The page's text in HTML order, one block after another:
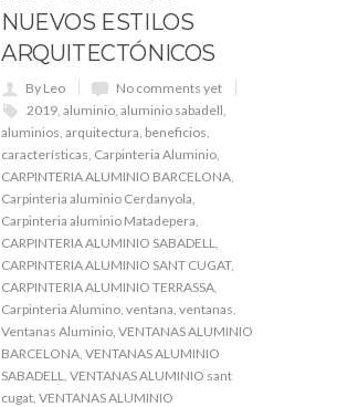
NUEVOS ESTILOS
ARQUITECTÓNICOS
By Leo
No comments yet
2019 aluminio aluminio sabadell
aluminios arquitectura beneficios
características Carpinteria Aluminio
CARPINTERIA ALUMINIO BARCELONA
Carpinteria aluminio Cerdanyola
Carpinteria aluminio Matadepera
CARPINTERIA ALUMINIO SABADELL
CARPINTERIA ALUMINIO SANT CUGAT,
CARPINTERIA ALUMINIO TERRASSA
Carpinteria Alumino ventana ventanas
Ventanas Aluminio VENTANAS ALUMINIO
BARCELONA VENTANAS ALUMINIO
SABADELL VENTANAS ALUMINIO sant
cugat VENTANAS ALUMINIO